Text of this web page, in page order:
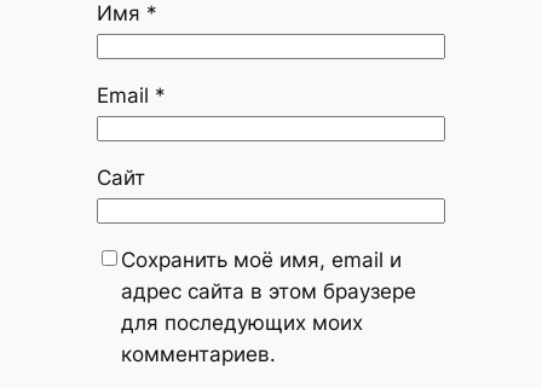
Имя *
Email *
Сайт
Сохранить моё имя, email и
адрес сайта в этом браузере
для последующих моих
комментариев.